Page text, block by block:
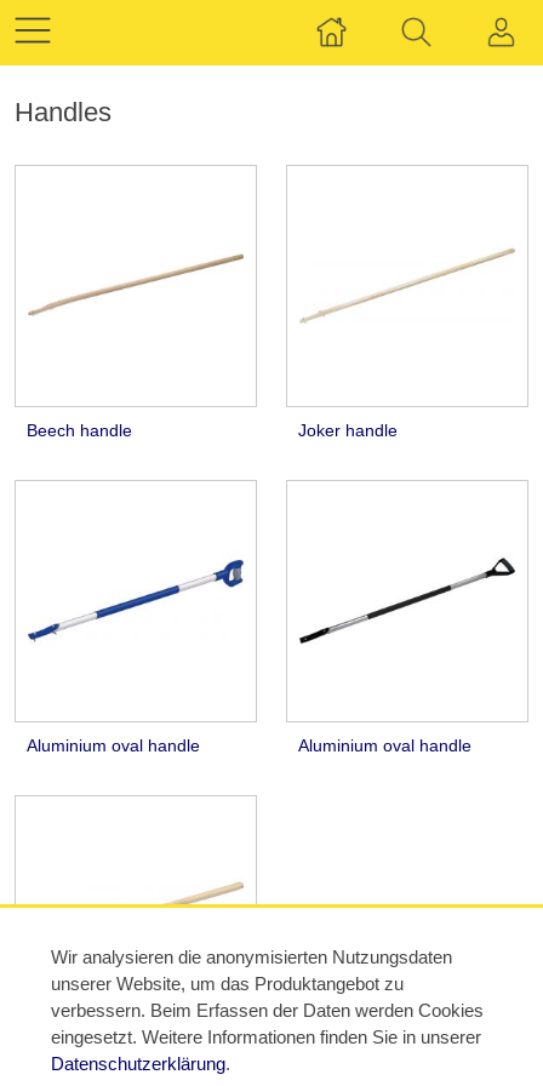
Handles
Beech handle Joker handle
Aluminium oval handle Aluminium oval handle
Spare handle
Wir analysieren die anonymisierten Nutzungsdaten
unserer Website, um das Produktangebot zu
verbessern. Beim Erfassen der Daten werden Cookies
eingesetzt. Weitere Informationen finden Sie in unserer
Datenschutzerklärung.